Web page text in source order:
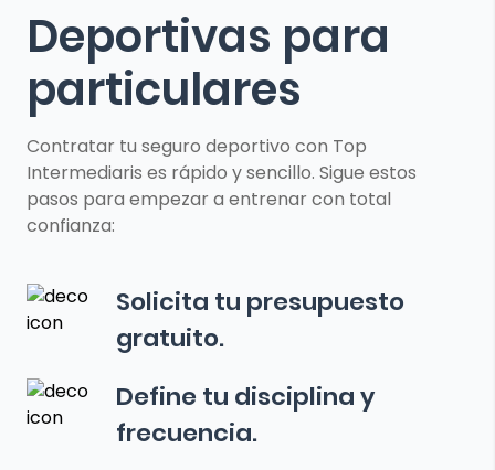
Deportivas para
particulares
Contratar tu seguro deportivo con Top
Intermediaris es rápido y sencillo. Sigue estos
pasos para empezar a entrenar con total
confianza:
Solicita tu presupuesto
gratuito.
Define tu disciplina y
frecuencia.